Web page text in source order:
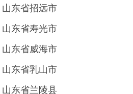
山东省招远市
山东省寿光市
山东省威海市
山东省乳山市
山东省兰陵县